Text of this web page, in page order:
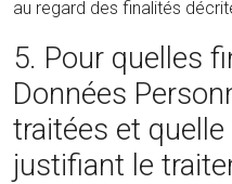
au regard des finalités
5. Pour quelles
Données
traitées et
justifiant le